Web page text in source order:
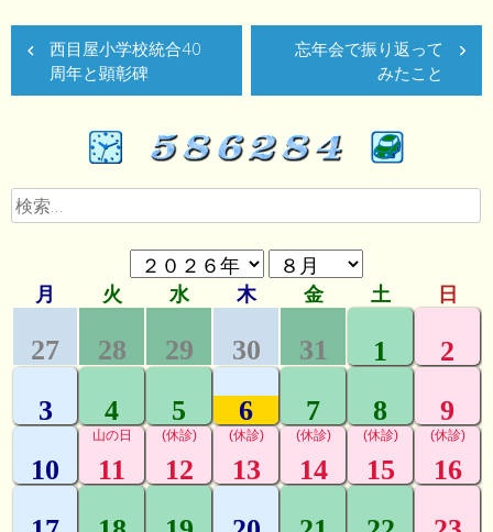
投
稿
ナ
ゲ
ー
ョ
ン
西目屋小学校統合40
周年と顕彰碑
忘年会で振り返って
みたこと
検
索: